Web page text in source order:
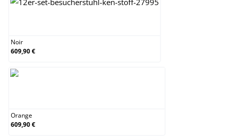
Noir
609,90 €
Orange
609,90 €